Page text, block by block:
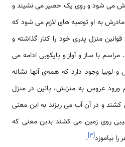
می شود و روی یک حصیر می نشیند و
به او توصیه های لازم می شود که
منزل پدری خود را کنار گذاشته و
با ساز و آواز و پایکوبی ادامه می
لوبیا وجود دارد که همه‌ی آنها نشانه
عروس به منزلش، پائین در منزل
و در آن آب می ریزند به این معنی
روی زمین می کشند بدین معنی که
بیاموزد[۳]
.